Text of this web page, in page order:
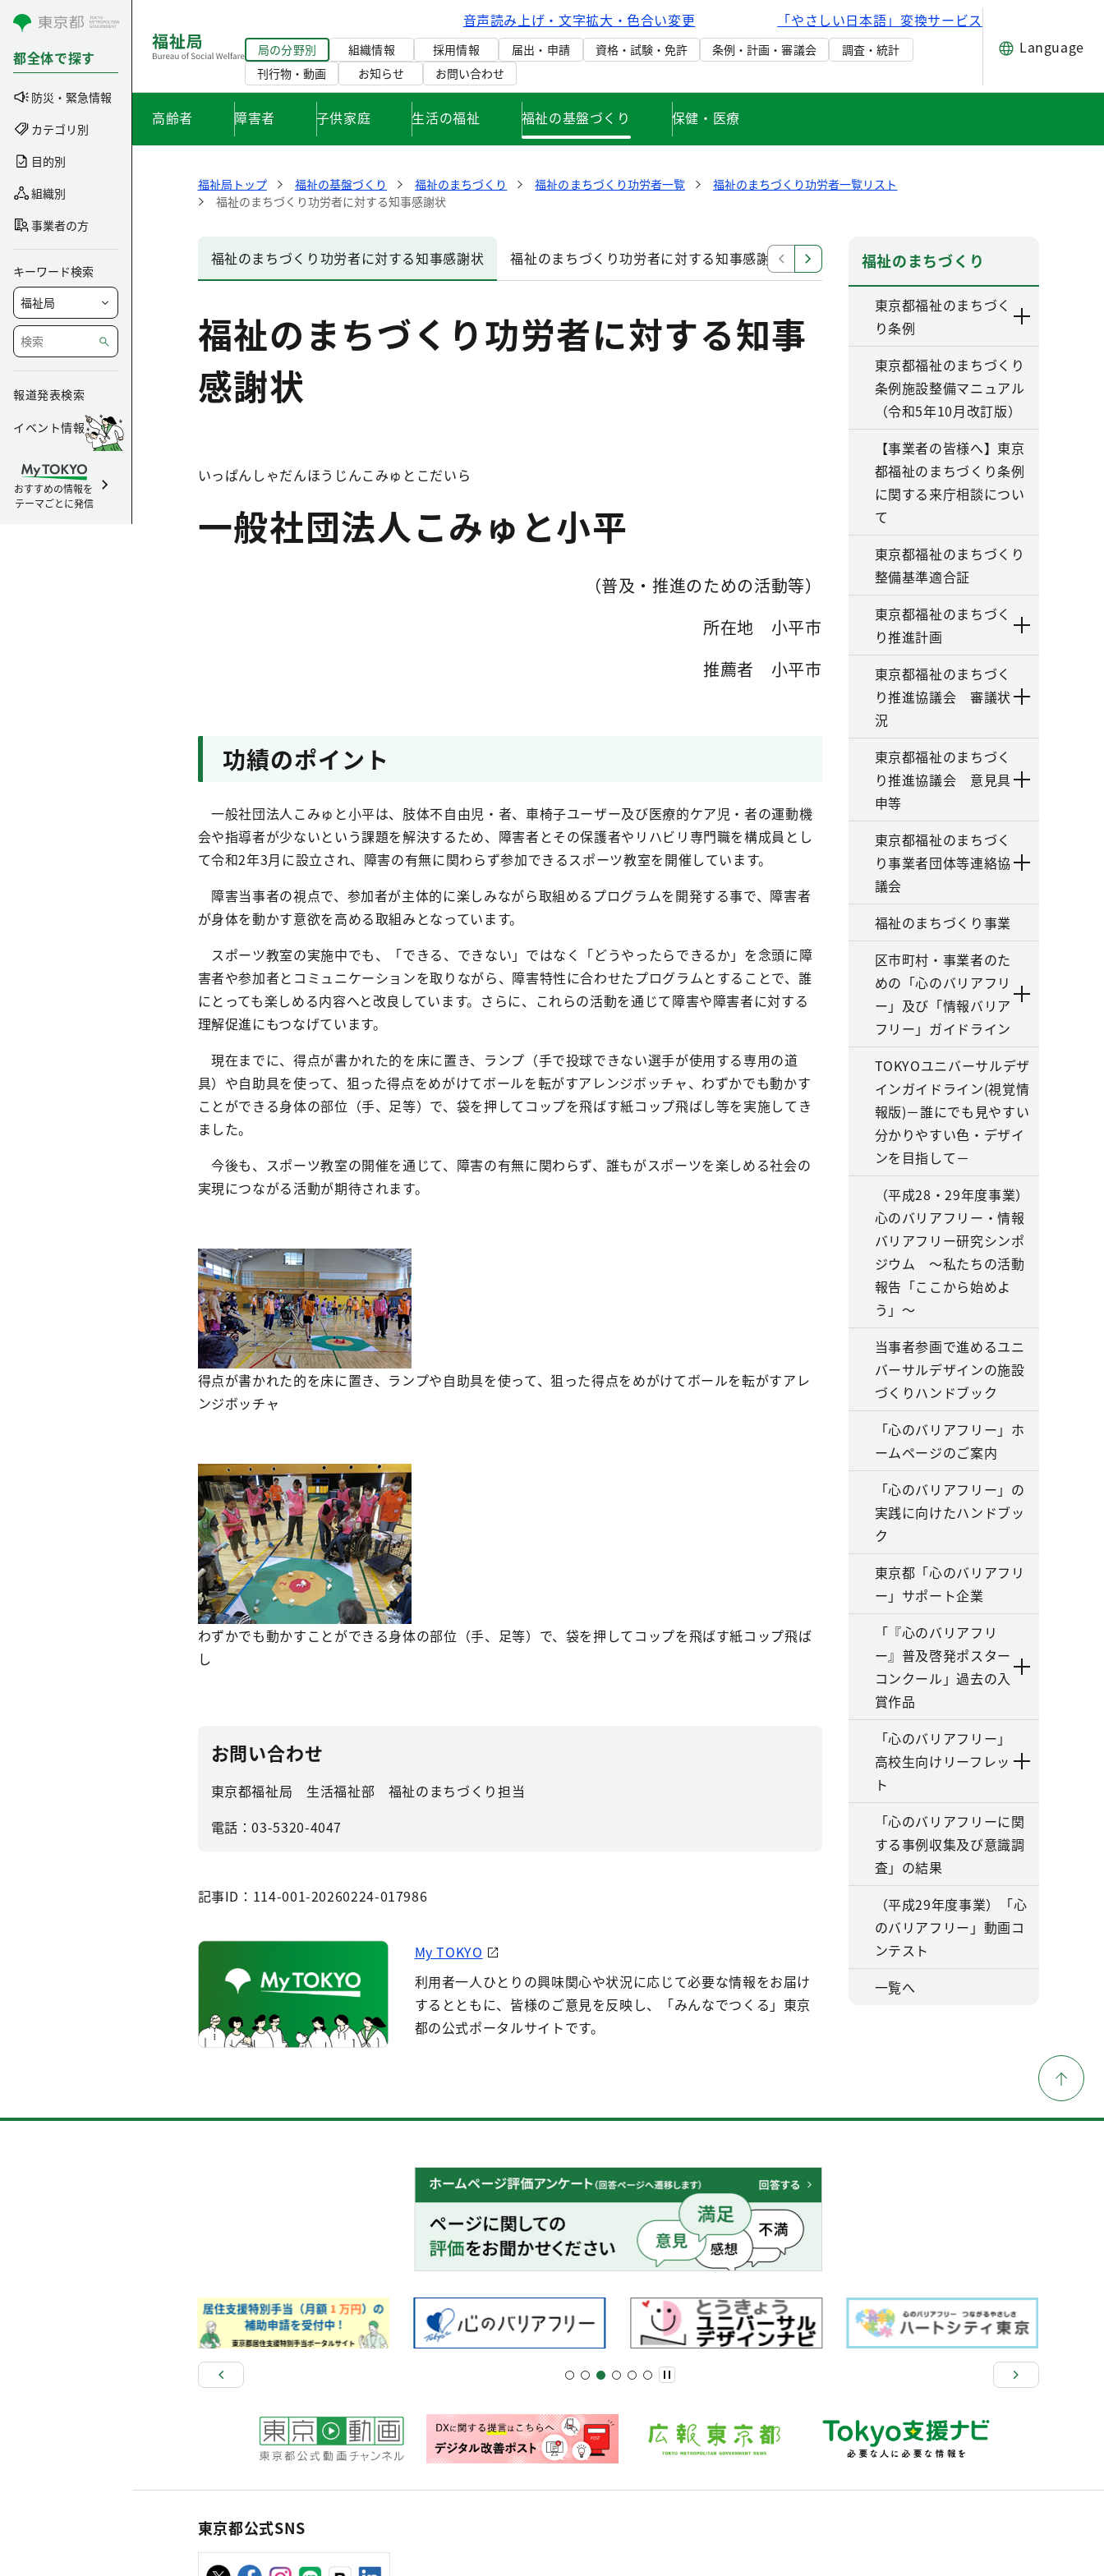
コンテンツにスキップ
都全体で探す
防災・緊急情報
カテゴリ別
目的別
組織別
事業者の方
キーワード検索
報道発表検索
イベント情報
おすすめの情報を
テーマごとに発信
音声読み上げ・文字拡大・色合い変更 「やさしい日本語」変換サービス
局の分野別 組織情報 採用情報 届出・申請 資格・試験・免許 条例・計画・審議会
調査・統計
刊行物・動画
お知らせ お問い合わせ
Language
高齢者 障害者 子供家庭 生活の福祉 福祉の基盤づくり 保健・医療
福祉局トップ 福祉の基盤づくり 福祉のまちづくり 福祉のまちづくり功労者一覧
福祉のまちづくり功労者一覧リスト
福祉のまちづくり功労者に対する知事感謝状
福祉のまちづくり功労者に対する知事感謝状 福祉のまちづくり功労者に対する知事感謝状 福祉のまちづくり功労者に対する知事感謝状
福祉のまちづくり功労者に対する知事
感謝状
いっぱんしゃだんほうじんこみゅとこだいら
一般社団法人こみゅと小平
（普及・推進のための活動等）
所在地 小平市
推薦者 小平市
功績のポイント
一般社団法人こみゅと小平は、肢体不自由児・者、車椅子ユーザー及び医療的ケア児・者の運動機
会や指導者が少ないという課題を解決するため、障害者とその保護者やリハビリ専門職を構成員とし
て令和2年3月に設立され、障害の有無に関わらず参加できるスポーツ教室を開催しています。
障害当事者の視点で、参加者が主体的に楽しみながら取組めるプログラムを開発する事で、障害者
が身体を動かす意欲を高める取組みとなっています。
スポーツ教室の実施中でも、「できる、できない」ではなく「どうやったらできるか」を念頭に障
害者や参加者とコミュニケーションを取りながら、障害特性に合わせたプログラムとすることで、誰
にとっても楽しめる内容へと改良しています。さらに、これらの活動を通じて障害や障害者に対する
理解促進にもつなげています。
現在までに、得点が書かれた的を床に置き、ランプ（手で投球できない選手が使用する専用の道
具）や自助具を使って、狙った得点をめがけてボールを転がすアレンジボッチャ、わずかでも動かす
ことができる身体の部位（手、足等）で、袋を押してコップを飛ばす紙コップ飛ばし等を実施してき
ました。
今後も、スポーツ教室の開催を通じて、障害の有無に関わらず、誰もがスポーツを楽しめる社会の
実現につながる活動が期待されます。
得点が書かれた的を床に置き、ランプや自助具を使って、狙った得点をめがけてボールを転がすアレ
ンジボッチャ
わずかでも動かすことができる身体の部位（手、足等）で、袋を押してコップを飛ばす紙コップ飛ば
し
お問い合わせ
東京都福祉局 生活福祉部 福祉のまちづくり担当
電話：03-5320-4047
記事ID：114-001-20260224-017986
My TOKYO
利用者一人ひとりの興味関心や状況に応じて必要な情報をお届け
するとともに、皆様のご意見を反映し、「みんなでつくる」東京
都の公式ポータルサイトです。
福祉のまちづくり
東京都福祉のまちづく
り条例
東京都福祉のまちづくり
条例施設整備マニュアル
（令和5年10月改訂版）
【事業者の皆様へ】東京
都福祉のまちづくり条例
に関する来庁相談につい
て
東京都福祉のまちづくり
整備基準適合証
東京都福祉のまちづく
り推進計画
東京都福祉のまちづく
り推進協議会 審議状
況
東京都福祉のまちづく
り推進協議会 意見具
申等
東京都福祉のまちづく
り事業者団体等連絡協
議会
福祉のまちづくり事業
区市町村・事業者のた
めの「心のバリアフリ
ー」及び「情報バリア
フリー」ガイドライン
TOKYOユニバーサルデザ
インガイドライン(視覚情
報版)－誰にでも見やすい
分かりやすい色・デザイ
ンを目指して－
（平成28・29年度事業）
心のバリアフリー・情報
バリアフリー研究シンポ
ジウム ～私たちの活動
報告「ここから始めよ
う」～
当事者参画で進めるユニ
バーサルデザインの施設
づくりハンドブック
「心のバリアフリー」ホ
ームページのご案内
「心のバリアフリー」の
実践に向けたハンドブッ
ク
東京都「心のバリアフリ
ー」サポート企業
「『心のバリアフリ
ー』普及啓発ポスター
コンクール」過去の入
賞作品
「心のバリアフリー」
高校生向けリーフレッ
ト
「心のバリアフリーに関
する事例収集及び意識調
査」の結果
（平成29年度事業）「心
のバリアフリー」動画コ
ンテスト
一覧へ
東京都公式SNS